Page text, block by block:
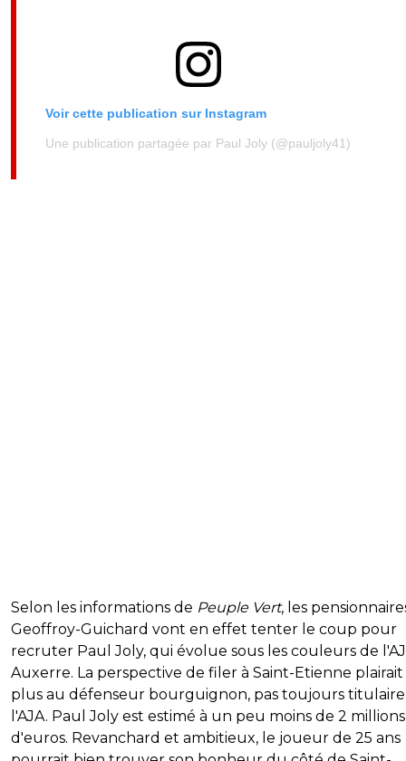
Voir cette publication sur Instagram
Une publication partagée par Paul Joly (@pauljoly41)
Selon les informations de Peuple Vert, les
Geoffroy-Guichard vont en effet tenter le coup pour
recruter Paul Joly, qui évolue sous les couleurs de l'AJ
Auxerre. La perspective de filer à Saint-Etienne
plus au défenseur bourguignon, pas toujours titulaire
l'AJA. Paul Joly est estimé à un peu moins de 2 millions
d'euros. Revanchard et ambitieux, le joueur de 25 ans